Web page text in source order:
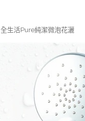
全生活Pure純潔微泡花灑